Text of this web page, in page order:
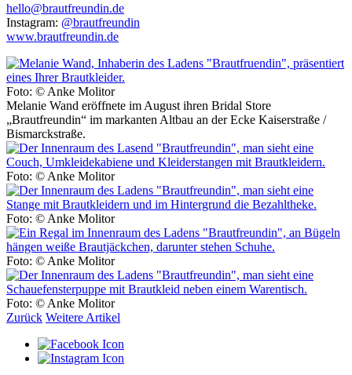
hello@brautfreundin.de
Instagram: @brautfreundin
www.brautfreundin.de
Foto: © Anke Molitor
Melanie Wand eröffnete im August ihren Bridal Store
„Brautfreundin“ im markanten Altbau an der Ecke Kaiserstraße /
Bismarckstraße.
Foto: © Anke Molitor
Foto: © Anke Molitor
Foto: © Anke Molitor
Foto: © Anke Molitor
Zurück Weitere Artikel